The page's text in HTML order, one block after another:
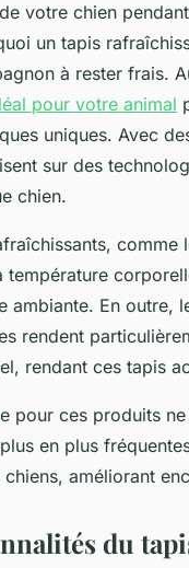
votre chien
un tapis
à rester frais.
pour votre animal
uniques. Avec
sur des
chien.
température
ambiante. En outre,
rendent
rendant ces tapis
pour ces produits
en plus
chiens, améliorant
du